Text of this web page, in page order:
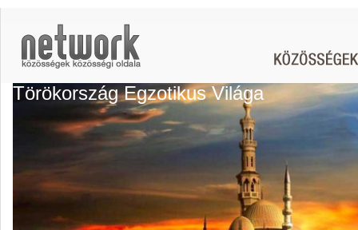
Törökország Egzotikus Világa